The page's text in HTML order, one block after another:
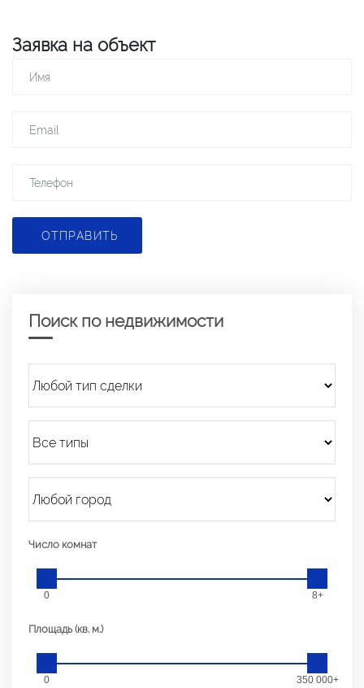
Заявка на объект
ОТПРАВИТЬ
Поиск по недвижимости
Число комнат
0 8+
Площадь (кв. м.)
0 350 000+